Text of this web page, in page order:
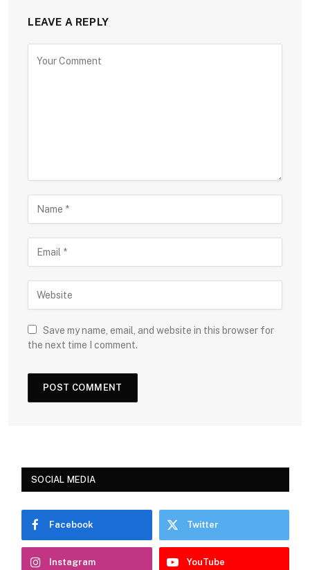
LEAVE A REPLY
Save my name, email, and website in this browser for
the next time I comment.
SOCIAL MEDIA
Facebook Twitter
Instagram YouTube